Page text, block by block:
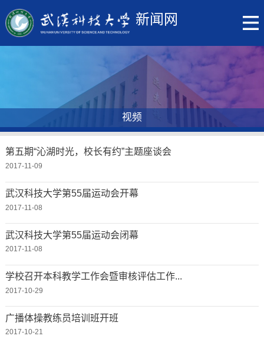
新闻网
视频
第五期“沁湖时光，校长有约”主题座谈会
2017-11-09
武汉科技大学第55届运动会开幕
2017-11-08
武汉科技大学第55届运动会闭幕
2017-11-08
学校召开本科教学工作会暨审核评估工作...
2017-10-29
广播体操教练员培训班开班
2017-10-21